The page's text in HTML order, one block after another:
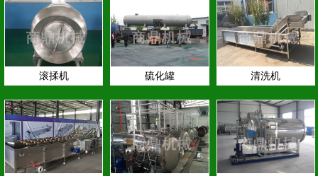
滚揉机 硫化罐 清洗机